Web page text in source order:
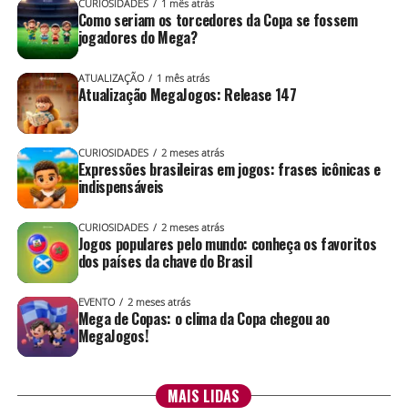
esse daqui…”
Você não se acha criativo? Não é antenado nas
tendências de moda? Não entende nada de combinação
de lookinhos? Seus problemas acabaram! Criamos um
traje feminino e um masculino pra você saber por onde
começar!
🛠️ Correções e melhorias
Como acontece em todas as versões, estaatualização
também inclui correções e ajustes gerais em diferentes
áreas do aplicativo.
Nosso time continua trabalhando continuamente para
aprimorar a estabilidade, a fluidez e a qualidade da
mais agradáveis e confiáveis.
CURIOSIDADES 1 mês atrás
Como seriam os torcedores da Copa se fossem
jogadores do Mega?
ATUALIZAÇÃO 1 mês atrás
Atualização MegaJogos: Release 147
CURIOSIDADES 2 meses atrás
Expressões brasileiras em jogos: frases icônicas e
indispensáveis
CURIOSIDADES 2 meses atrás
Jogos populares pelo mundo: conheça os favoritos
dos países da chave do Brasil
EVENTO 2 meses atrás
Mega de Copas: o clima da Copa chegou ao
MegaJogos!
MAIS LIDAS